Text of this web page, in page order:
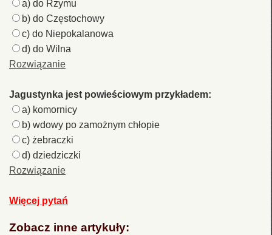
a) do Rzymu
b) do Częstochowy
c) do Niepokalanowa
d) do Wilna
Rozwiązanie
Jagustynka jest powieściowym przykładem:
a) komornicy
b) wdowy po zamożnym chłopie
c) żebraczki
d) dziedziczki
Rozwiązanie
Więcej pytań
Zobacz inne artykuły: